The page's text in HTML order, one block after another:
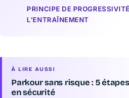
PRINCIPE DE
L’ENTRAÎNEMENT
À LIRE AUSSI
Parkour sans risque : 5
en sécurité